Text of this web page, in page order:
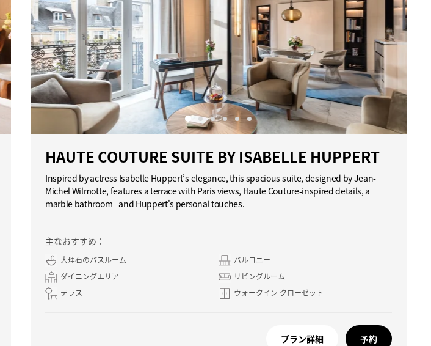
HAUTE COUTURE SUITE BY ISABELLE HUPPERT
Inspired by actress Isabelle Huppert’s elegance, this spacious suite, designed by Jean-
Michel Wilmotte, features a terrace with Paris views, Haute Couture-inspired details, a
marble bathroom - and Huppert's personal touches.
主なおすすめ：
大理石のバスルーム
バルコニー
ダイニングエリア
リビングルーム
テラス
ウォークイン クローゼット
プラン詳細 予約